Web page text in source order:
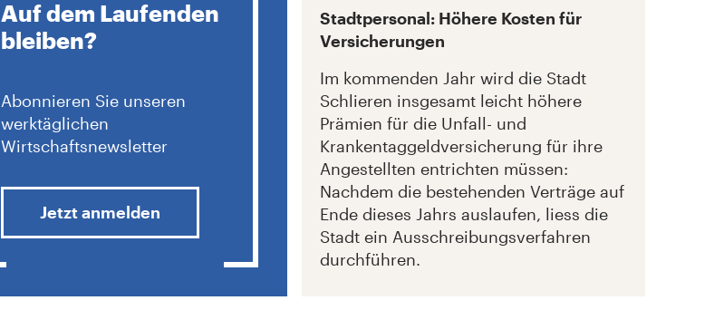
Auf dem Laufenden
bleiben?
Abonnieren Sie unseren
werktäglichen
Wirtschaftsnewsletter
Jetzt anmelden
Stadtpersonal: Höhere Kosten für
Versicherungen
Im kommenden Jahr wird die Stadt
Schlieren insgesamt leicht höhere
Prämien für die Unfall- und
Krankentaggeldversicherung für ihre
Angestellten entrichten müssen:
Nachdem die bestehenden Verträge auf
Ende dieses Jahrs auslaufen, liess die
Stadt ein Ausschreibungsverfahren
durchführen.